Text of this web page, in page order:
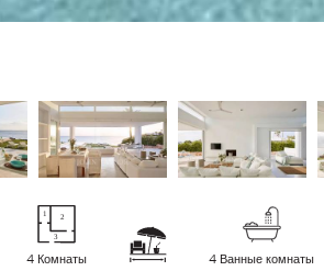
4 Комнаты 4 Ванные комнаты